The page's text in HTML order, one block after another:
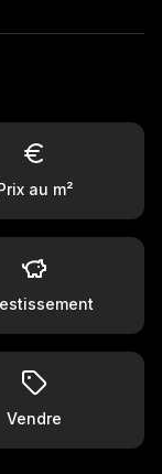
au m²
Vendre